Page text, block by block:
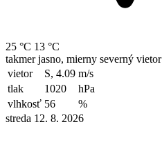
25 °C 13 °C
takmer jasno, mierny severný vietor
vietor
S, 4.09 m/s
tlak
1020
hPa
vlhkosť 56
%
streda 12. 8. 2026